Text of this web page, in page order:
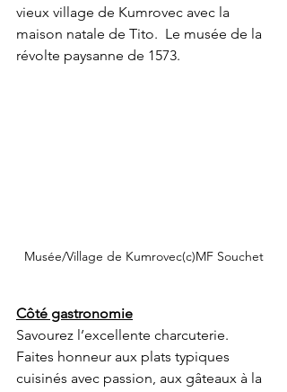
vieux village de Kumrovec avec la
maison natale de Tito.  Le musée de la
révolte paysanne de 1573.
Musée/Village de Kumrovec(c)MF Souchet
Côté gastronomie
Savourez l’excellente charcuterie.
Faites honneur aux plats typiques
cuisinés avec passion, aux gâteaux à la